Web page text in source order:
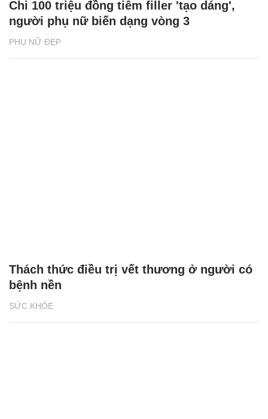
PHỤ NỮ ĐẸP
Chi 100 triệu đồng tiêm filler 'tạo dáng',
người phụ nữ biến dạng vòng 3
SỨC KHỎE
Thách thức điều trị vết thương ở người có
bệnh nền